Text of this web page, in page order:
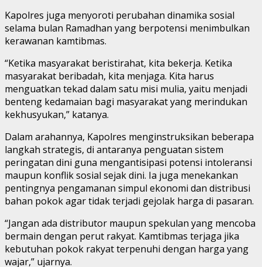
Kapolres juga menyoroti perubahan dinamika sosial
selama bulan Ramadhan yang berpotensi menimbulkan
kerawanan kamtibmas.
“Ketika masyarakat beristirahat, kita bekerja. Ketika
masyarakat beribadah, kita menjaga. Kita harus
menguatkan tekad dalam satu misi mulia, yaitu menjadi
benteng kedamaian bagi masyarakat yang merindukan
kekhusyukan,” katanya.
Dalam arahannya, Kapolres menginstruksikan beberapa
langkah strategis, di antaranya penguatan sistem
peringatan dini guna mengantisipasi potensi intoleransi
maupun konflik sosial sejak dini. Ia juga menekankan
pentingnya pengamanan simpul ekonomi dan distribusi
bahan pokok agar tidak terjadi gejolak harga di pasaran.
“Jangan ada distributor maupun spekulan yang mencoba
bermain dengan perut rakyat. Kamtibmas terjaga jika
kebutuhan pokok rakyat terpenuhi dengan harga yang
wajar,” ujarnya.